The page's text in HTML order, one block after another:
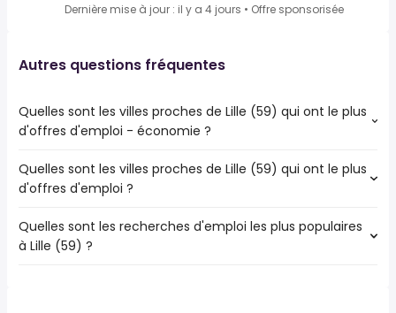
Dernière mise à jour : il y a 4 jours • Offre sponsorisée
Autres questions fréquentes
Quelles sont les villes proches de Lille (59) qui ont le plus
d'offres d'emploi - économie ?
Les villes proches de Lille (59) qui ont le plus d'offres
d'emploi - économie sont :
Quelles sont les villes proches de Lille (59) qui ont le plus
d'offres d'emploi ?
Les 10 villes proches de Lille (59) qui ont le plus d'offres
d'emploi sont :
Quelles sont les recherches d'emploi les plus populaires
à Lille (59) ?